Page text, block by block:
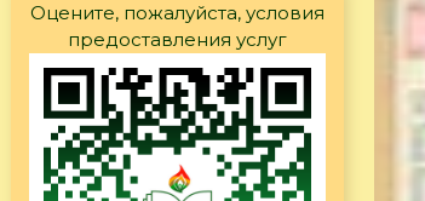
Оцените, пожалуйста, условия
предоставления услуг